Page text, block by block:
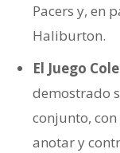
Pacers y, en
Haliburton.
El Juego
demostrado
conjunto,
anotar y